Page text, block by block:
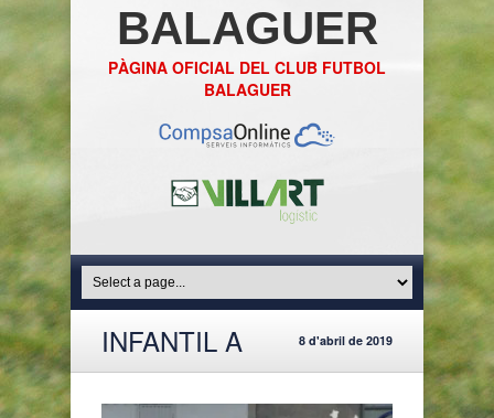
BALAGUER
PÀGINA OFICIAL DEL CLUB FUTBOL
BALAGUER
INFANTIL A 8 d'abril de 2019